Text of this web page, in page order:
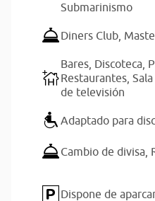
Submarinismo
Diners Club,
Bares, Discoteca,
Restaurantes,
de televisión
Adaptado para
Cambio de divisa,
Dispone de